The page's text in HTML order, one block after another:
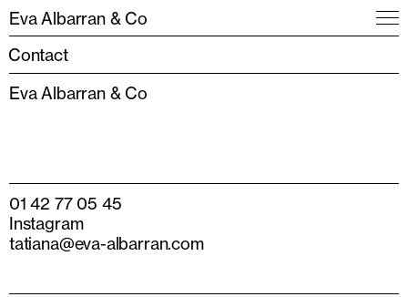
Eva Albarran & Co
Contact
Eva Albarran & Co
01 42 77 05 45
Instagram
tatiana@eva-albarran.com